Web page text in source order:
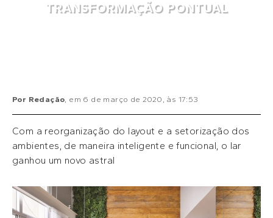
TRANSFORMAÇÃO PONTUAL
Por Redação, em 6 de março de 2020 , às 17:53
Com a reorganização do layout e a setorização dos
ambientes, de maneira inteligente e funcional, o lar
ganhou um novo astral